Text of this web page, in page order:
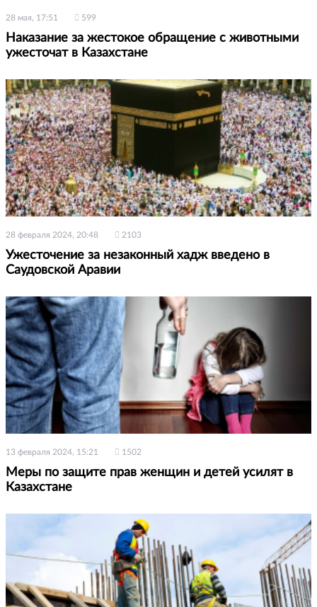
28 мая, 17:51 599
Наказание за жестокое обращение с животными
ужесточат в Казахстане
28 февраля 2024, 20:48 2103
Ужесточение за незаконный хадж введено в
Саудовской Аравии
13 февраля 2024, 15:21 1502
Меры по защите прав женщин и детей усилят в
Казахстане